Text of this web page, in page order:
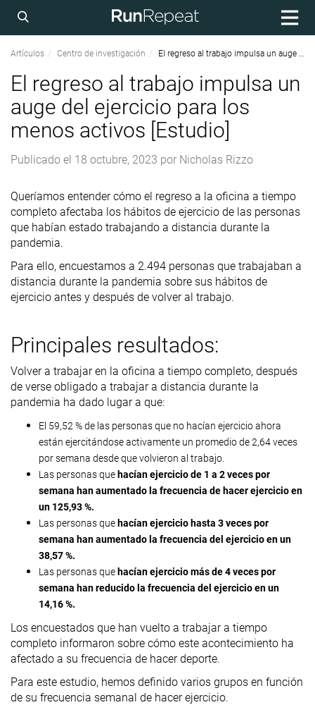
Artículos Centro de investigación El regreso al trabajo impulsa un auge del ejercicio para los menos activos [Estudio]
El regreso al trabajo impulsa un
auge del ejercicio para los
menos activos [Estudio]
Publicado el 18 octubre, 2023 por Nicholas Rizzo
Queríamos entender cómo el regreso a la oficina a tiempo
completo afectaba los hábitos de ejercicio de las personas
que habían estado trabajando a distancia durante la
pandemia.
Para ello, encuestamos a 2.494 personas que trabajaban a
distancia durante la pandemia sobre sus hábitos de
ejercicio antes y después de volver al trabajo.
Principales resultados:
Volver a trabajar en la oficina a tiempo completo, después
de verse obligado a trabajar a distancia durante la
pandemia ha dado lugar a que:
El 59,52 % de las personas que no hacían ejercicio ahora
están ejercitándose activamente un promedio de 2,64 veces
por semana desde que volvieron al trabajo.
Las personas que hacían ejercicio de 1 a 2 veces por
semana han aumentado la frecuencia de hacer ejercicio en
un 125,93 %.
Las personas que hacían ejercicio hasta 3 veces por
semana han aumentado la frecuencia del ejercicio en un
38,57 %.
Las personas que hacían ejercicio más de 4 veces por
semana han reducido la frecuencia del ejercicio en un
14,16 %.
Los encuestados que han vuelto a trabajar a tiempo
completo informaron sobre cómo este acontecimiento ha
afectado a su frecuencia de hacer deporte.
Para este estudio, hemos definido varios grupos en función
de su frecuencia semanal de hacer ejercicio.